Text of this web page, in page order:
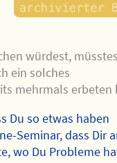
würdest,
ein solches
mehrmals erbeten
Du so etwas haben
Seminar, dass Dir
wo Du Probleme